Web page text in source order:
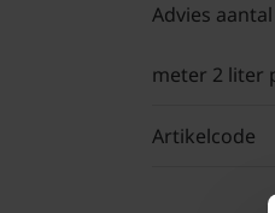
Advies
meter 2 liter
Artikelcode